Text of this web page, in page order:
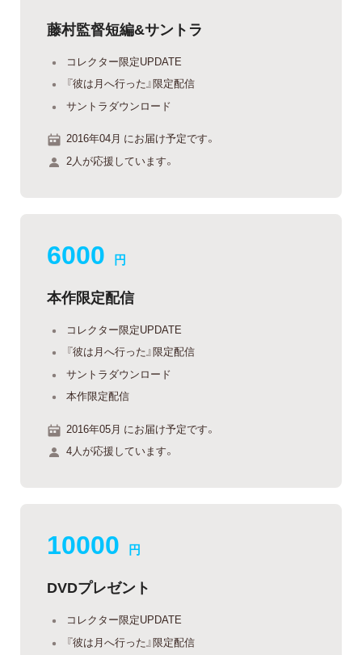
藤村監督短編&サントラ
コレクター限定UPDATE
『彼は月へ行った』限定配信
サントラダウンロード
2016年04月 にお届け予定です。
2人が応援しています。
6000 円
本作限定配信
コレクター限定UPDATE
『彼は月へ行った』限定配信
サントラダウンロード
本作限定配信
2016年05月 にお届け予定です。
4人が応援しています。
10000 円
DVDプレゼント
コレクター限定UPDATE
『彼は月へ行った』限定配信